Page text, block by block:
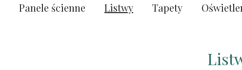
Panele ścienne Listwy Tapety